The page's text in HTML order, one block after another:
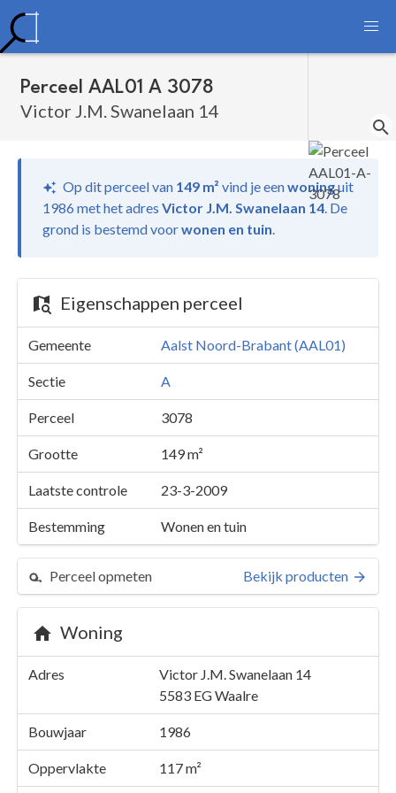
Perceel AAL01 A 3078
Victor J.M. Swanelaan 14
Op dit perceel van 149 m² vind jeeenwoninguit
1986 met het adres Victor J.M. Swanelaan 14. De
grond is bestemd voorwonen en tuin.
Eigenschappen perceel
Gemeente Aalst Noord-Brabant (AAL01)
Sectie A
Perceel 3078
Grootte 149 m²
Laatste controle 23-3-2009
Bestemming Wonen en tuin
Perceel opmeten Bekijk producten
Woning
Adres
Victor J.M. Swanelaan 14
5583 EGWaalre
Bouwjaar 1986
Oppervlakte 117 m²
Perceel 3078
Victor J.M. Swanelaan 14
Kaarten en rapporten